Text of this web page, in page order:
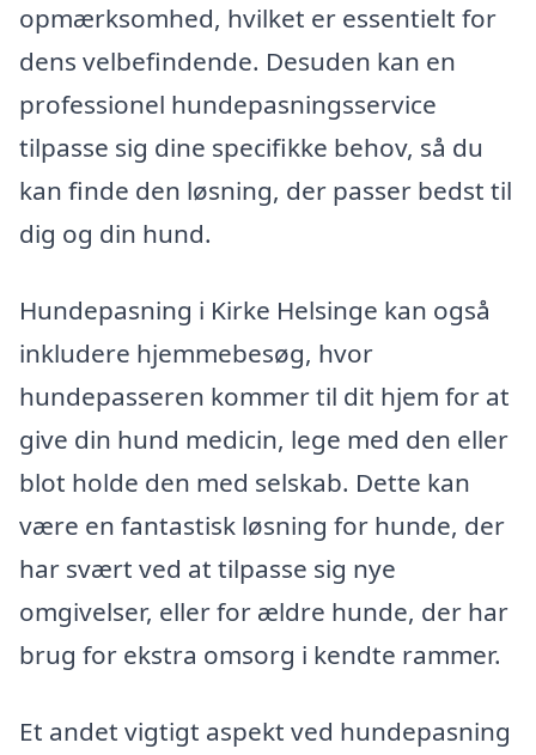
opmærksomhed, hvilket er essentielt for
dens velbefindende. Desuden kan en
professionel hundepasningsservice
tilpasse sig dine specifikke behov, så du
kan finde den løsning, der passer bedst til
dig og din hund.
Hundepasning i Kirke Helsinge kan også
inkludere hjemmebesøg, hvor
hundepasseren kommer til dit hjem for at
give din hund medicin, lege med den eller
blot holde den med selskab. Dette kan
være en fantastisk løsning for hunde, der
har svært ved at tilpasse sig nye
omgivelser, eller for ældre hunde, der har
brug for ekstra omsorg i kendte rammer.
Et andet vigtigt aspekt ved hundepasning